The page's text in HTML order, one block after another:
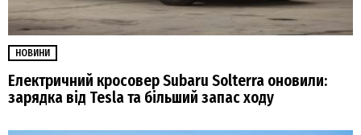
НОВИНИ
Електричний кросовер Subaru Solterra оновили:
зарядка від Tesla та більший запас ходу